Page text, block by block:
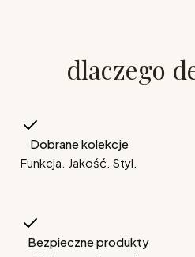
dlaczego
Dobrane kolekcje
Funkcja. Jakość. Styl.
Bezpieczne produkty